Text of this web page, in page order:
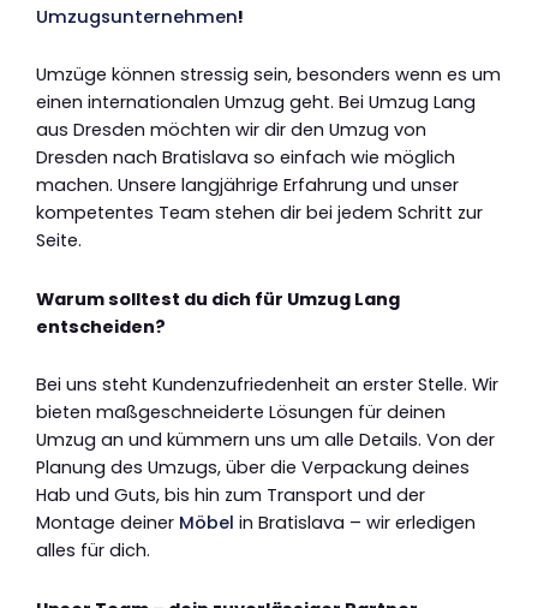
Umzugsunternehmen!
Umzüge können stressig sein, besonders wenn es um
einen internationalen Umzug geht. Bei Umzug Lang
aus Dresden möchten wir dir den Umzug von
Dresden nach Bratislava so einfach wie möglich
machen. Unsere langjährige Erfahrung und unser
kompetentes Team stehen dir bei jedem Schritt zur
Seite.
Warum solltest du dich für Umzug Lang
entscheiden?
Bei uns steht Kundenzufriedenheit an erster Stelle. Wir
bieten maßgeschneiderte Lösungen für deinen
Umzug an und kümmern uns um alle Details. Von der
Planung des Umzugs, über die Verpackung deines
Hab und Guts, bis hin zum Transport und der
Montage deiner Möbel in Bratislava – wir erledigen
alles für dich.